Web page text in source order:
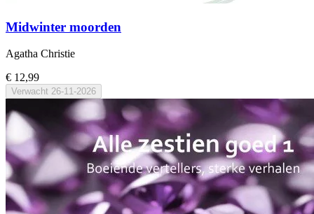
Midwinter moorden
Agatha Christie
€ 12,99
Verwacht 26-11-2026